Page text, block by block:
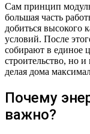
Сам принцип
большая часть
добиться высокого
условий. После
собирают в единое
строительство, но
делая дома
Почему
важно?